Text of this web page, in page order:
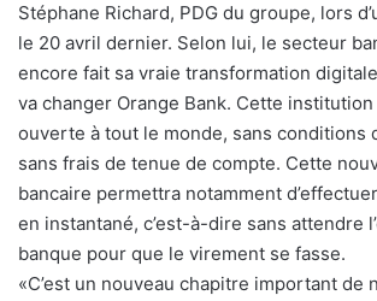
Stéphane Richard, PDG du groupe, lors
le 20 avril dernier. Selon lui, le secteur
encore fait sa vraie transformation
va changer Orange Bank. Cette
ouverte à tout le monde, sans conditions
sans frais de tenue de compte. Cette
bancaire permettra notamment
en instantané, c’est-à-dire sans attendre
banque pour que le virement se fasse.
«C’est un nouveau chapitre important de